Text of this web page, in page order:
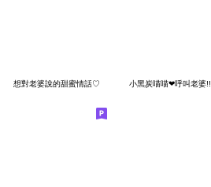
想對老婆說的甜蜜情話♡ 小黑炭喵喵❤呼叫老婆!!